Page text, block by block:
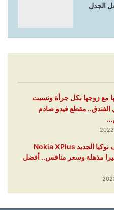
الجدل
مع زوجها بكل جرأة ونسيت
الفندق.. مقطع فيدو صادم
وصول هاتف نوكيا الجديد Nokia XPlus
بكاميرا مذهلة وسعر منافس.. أفضل